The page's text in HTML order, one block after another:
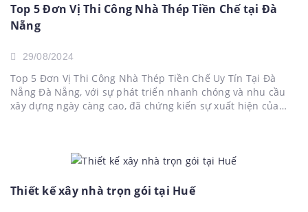
Top 5 Đơn Vị Thi Công Nhà Thép Tiền Chế tại Đà
Nẵng
29/08/2024
Top 5 Đơn Vị Thi Công Nhà Thép Tiền Chế Uy Tín Tại Đà
Nẵng Đà Nẵng, với sự phát triển nhanh chóng và nhu cầu
xây dựng ngày càng cao, đã chứng kiến sự xuất hiện của
Thiết kế xây nhà trọn gói tại Huế